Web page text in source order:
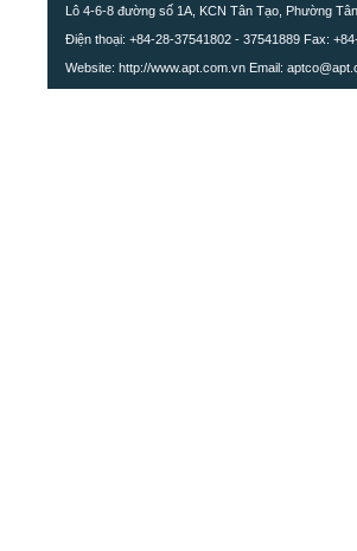
Lô 4-6-8 đường số 1A, KCN Tân Tạo, Phường
Điện thoại: +84-28-37541802 - 37541889 Fax:
Website: http://www.apt.com.vn Email: